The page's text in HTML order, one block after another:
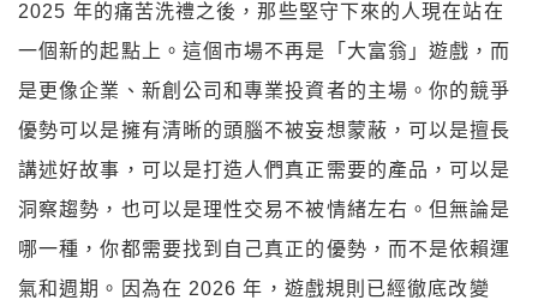
2025 年的痛苦洗禮之後，那些堅守下來的人現在站在
一個新的起點上。這個市場不再是「大富翁」遊戲，而
是更像企業、新創公司和專業投資者的主場。你的競爭
優勢可以是擁有清晰的頭腦不被妄想蒙蔽，可以是擅長
講述好故事，可以是打造人們真正需要的產品，可以是
洞察趨勢，也可以是理性交易不被情緒左右。但無論是
哪一種，你都需要找到自己真正的優勢，而不是依賴運
氣和週期。因為在 2026 年，遊戲規則已經徹底改變